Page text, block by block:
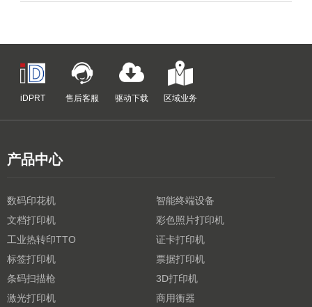
iDPRT 售后客服 驱动下载 区域业务
产品中心
数码印花机
智能终端设备
文档打印机
彩色照片打印机
工业热转印TTO
证卡打印机
标签打印机
票据打印机
条码扫描枪
3D打印机
激光打印机
商用衡器